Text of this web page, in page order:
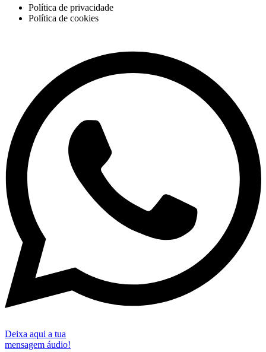
Política de privacidade
Política de cookies
Deixa aqui a tua
mensagem áudio!